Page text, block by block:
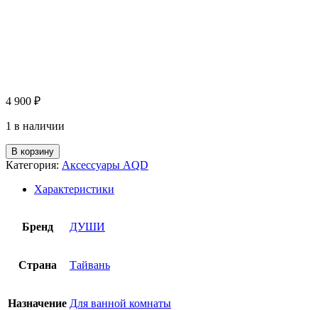
4 900 ₽
1 в наличии
В корзину
Категория: Аксессуары AQD
Характеристики
Бренд ДУШИ
Страна Тайвань
Назначение Для ванной комнаты